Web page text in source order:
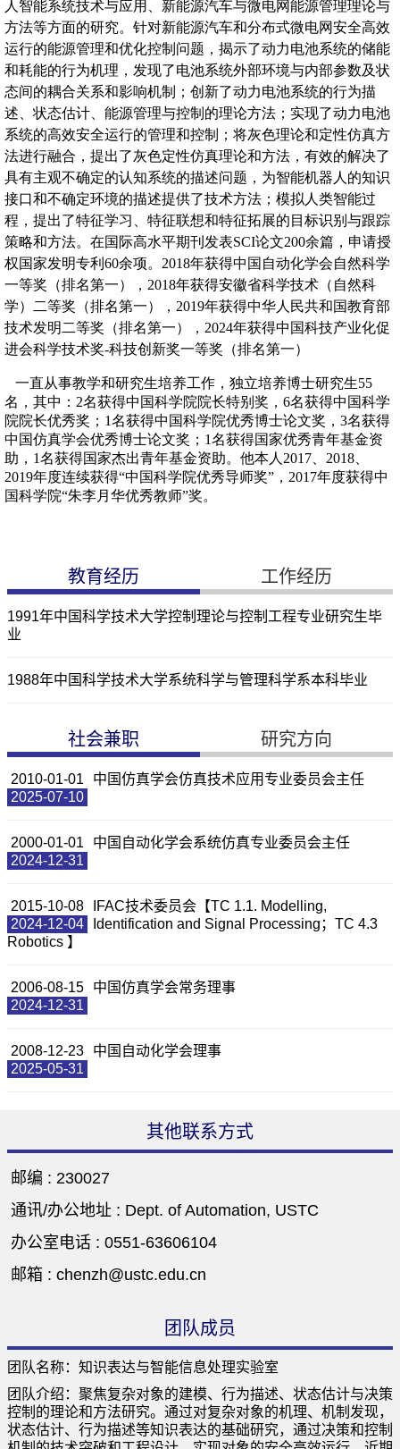
教育经历 工作经历
1991年中国科学技术大学控制理论与控制工程专业研究生毕
业
1988年中国科学技术大学系统科学与管理科学系本科毕业
社会兼职 研究方向
2010-01-01
2025-07-10
中国仿真学会仿真技术应用专业委员会主任
2000-01-01
2024-12-31
中国自动化学会系统仿真专业委员会主任
2015-10-08
2024-12-04
IFAC技术委员会【TC 1.1. Modelling,
Identification and Signal Processing；TC 4.3
Robotics 】
2006-08-15
2024-12-31
中国仿真学会常务理事
2008-12-23
2025-05-31
中国自动化学会理事
其他联系方式
邮编 : 230027
通讯/办公地址 : Dept. of Automation, USTC
办公室电话 :0551-63606104
邮箱 :chenzh@ustc.edu.cn
团队成员
团队名称：知识表达与智能信息处理实验室
团队介绍：聚焦复杂对象的建模、行为描述、状态估计与决策
控制的理论和方法研究。通过对复杂对象的机理、机制发现，
状态估计、行为描述等知识表达的基础研究，通过决策和控制